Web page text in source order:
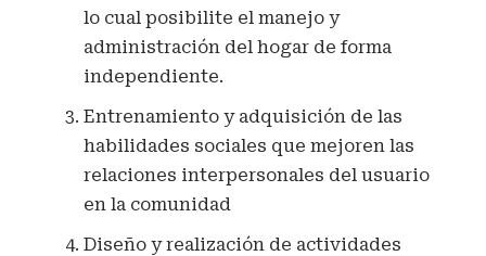
lo cual posibilite el manejo y
administración del hogar de forma
independiente.
Entrenamiento y adquisición de las
habilidades sociales que mejoren las
relaciones interpersonales del usuario
en la comunidad
Diseño y realización de actividades